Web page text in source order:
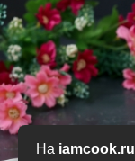
На iamcook.ru